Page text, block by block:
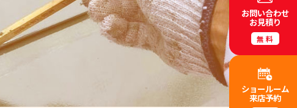
お問い合わせ
お見積り
無料
ショールーム
来店予約